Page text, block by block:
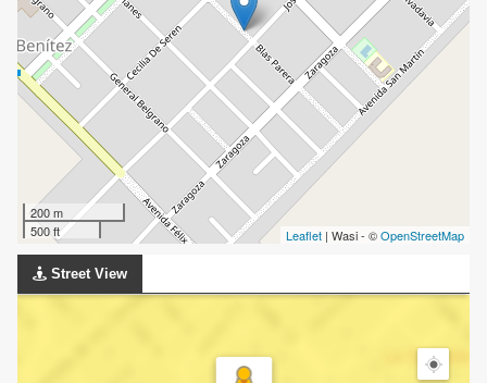
200 m
500 ft
Leaflet | Wasi - ©OpenStreetMap
Street View